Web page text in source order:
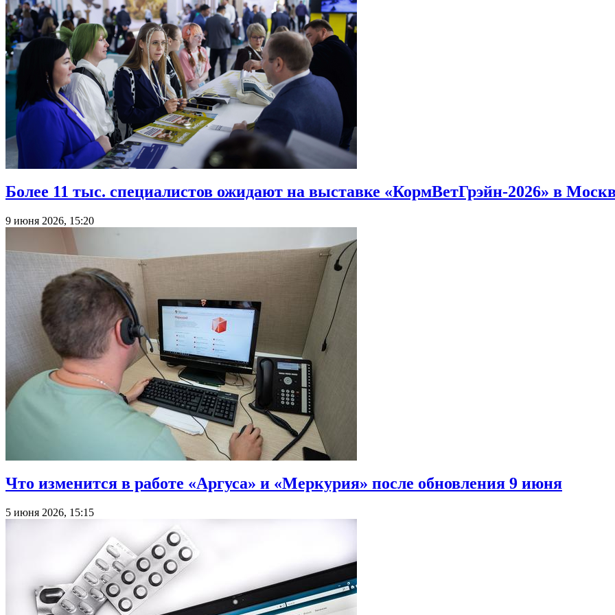
Более 11 тыс. специалистов ожидают на выставке «КормВетГрэйн-2026» в
9 июня 2026, 15:20
Что изменится в работе «Аргуса» и «Меркурия» после обновления 9 июня
5 июня 2026, 15:15